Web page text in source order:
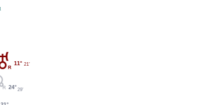
24° 29'
11° 21'